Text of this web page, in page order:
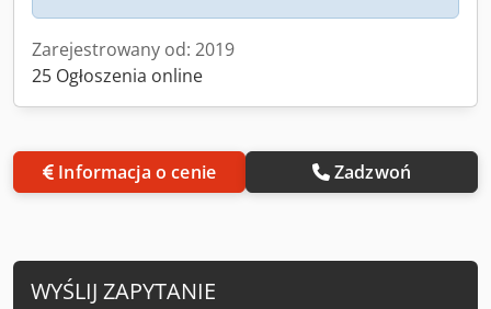
Zarejestrowany od: 2019
25 Ogłoszenia online
Informacja o cenie Zadzwoń
WYŚLIJ ZAPYTANIE